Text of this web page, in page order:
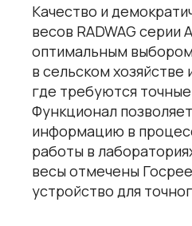
Качество и
весов RADWAG серии
оптимальным
в сельском хозяйстве
где требуются
Функционал
информацию в
работы в
весы отмечены
устройство для